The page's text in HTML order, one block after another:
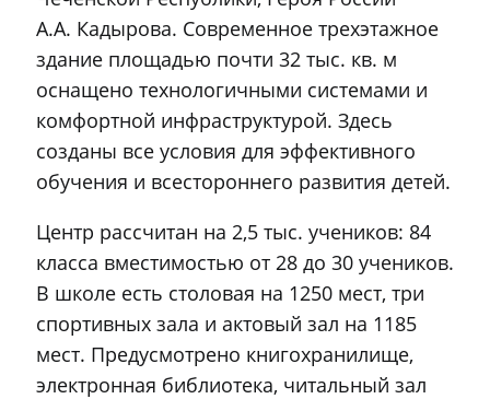
А.А. Кадырова. Современное трехэтажное
здание площадью почти 32 тыс. кв. м
оснащено технологичными системами и
комфортной инфраструктурой. Здесь
созданы все условия для эффективного
обучения и всестороннего развития детей.
Центр рассчитан на 2,5 тыс. учеников: 84
класса вместимостью от 28 до 30 учеников.
В школе есть столовая на 1250 мест, три
спортивных зала и актовый зал на 1185
мест. Предусмотрено книгохранилище,
электронная библиотека, читальный зал